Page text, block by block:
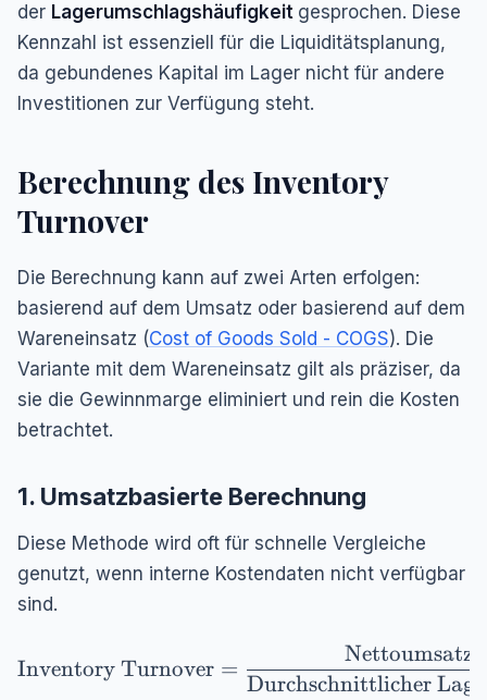
der Lagerumschlagshäufigkeit gesprochen. Diese
Kennzahl ist essenziell für die Liquiditätsplanung,
da gebundenes Kapital im Lager nicht für andere
Investitionen zur Verfügung steht.
Berechnung des Inventory
Turnover
Die Berechnung kann auf zwei Arten erfolgen:
basierend auf dem Umsatz oder basierend auf dem
Wareneinsatz (Cost of Goods Sold - COGS). Die
Variante mit dem Wareneinsatz gilt als präziser, da
sie die Gewinnmarge eliminiert und rein die Kosten
betrachtet.
1. Umsatzbasierte Berechnung
Diese Methode wird oft für schnelle Vergleiche
genutzt, wenn interne Kostendaten nicht verfügbar
sind.
\text{Inventory Turnover} =
Inventory Turnover =
Durchschnittlicher
Nettoumsatz